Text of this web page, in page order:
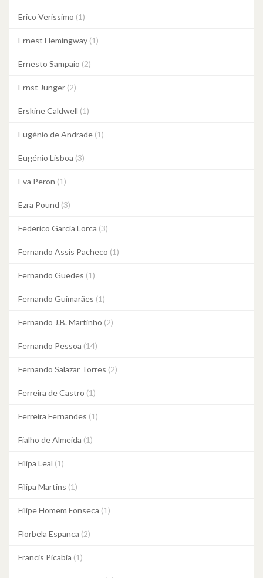
Erico Verissimo (1)
Ernest Hemingway (1)
Ernesto Sampaio (2)
Ernst Jünger (2)
Erskine Caldwell (1)
Eugénio de Andrade (1)
Eugénio Lisboa (3)
Eva Peron (1)
Ezra Pound (3)
Federico García Lorca (3)
Fernando Assis Pacheco (1)
Fernando Guedes (1)
Fernando Guimarães (1)
Fernando J.B. Martinho (2)
Fernando Pessoa (14)
Fernando Salazar Torres (2)
Ferreira de Castro (1)
Ferreira Fernandes (1)
Fialho de Almeida (1)
Filipa Leal (1)
Filipa Martins (1)
Filipe Homem Fonseca (1)
Florbela Espanca (2)
Francis Picabia (1)